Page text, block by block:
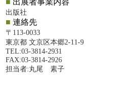
出版社
■ 連絡先
〒113-0033
東京都 文京区本郷2-11-9
TEL:03-3814-2931
FAX:03-3814-2926
担当者:丸尾 素子